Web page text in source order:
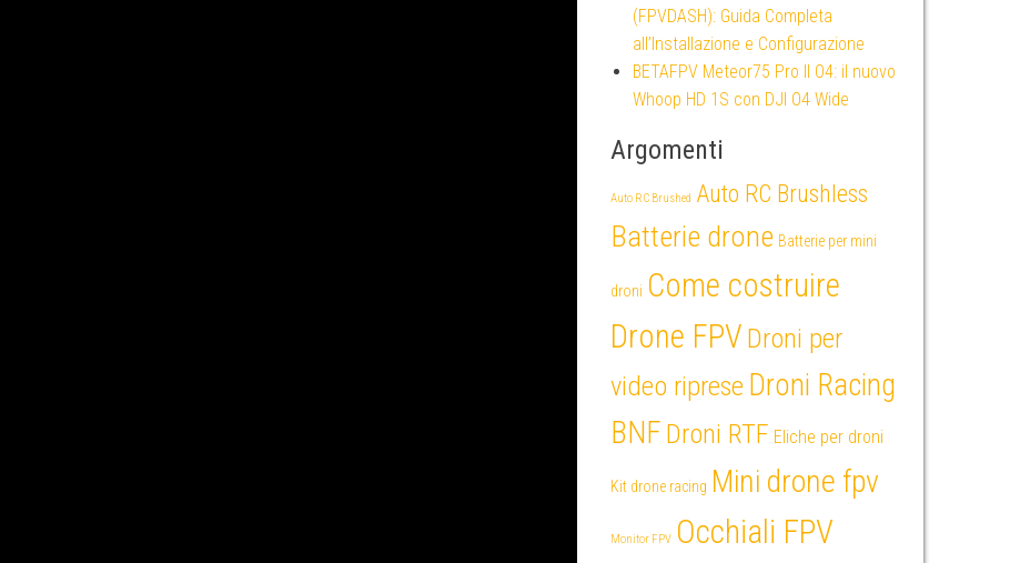
(FPVDASH): Guida Completa
all’Installazione e Configurazione
BETAFPV Meteor75 Pro II O4: il nuovo
Whoop HD 1S con DJI O4 Wide
Argomenti
Auto RC Brushed Auto RC Brushless
Batterie drone Batterie per mini
droni Come costruire
Drone FPV Droni per
video riprese Droni Racing
BNF Droni RTF Eliche per droni
Kit drone racing Mini drone fpv
Monitor FPV Occhiali FPV